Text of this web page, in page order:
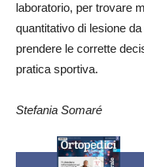
laboratorio, per trovare
quantitativo di lesione
prendere le corrette
pratica sportiva.
Stefania Somaré